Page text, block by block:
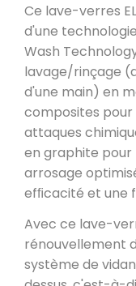
Ce lave-verres
d'une
Wash
lavage/rinçage
d'une main) en
composites pour
attaques
en graphite
arrosage
efﬁcacité et une
Avec ce lave-
rénouvellement
système de